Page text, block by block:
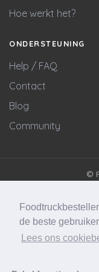
de beste
Lees ons
Hoe werkt het?
ONDERSTEUNING
Help / FAQ
Contact
Blog
Community
©
Website &